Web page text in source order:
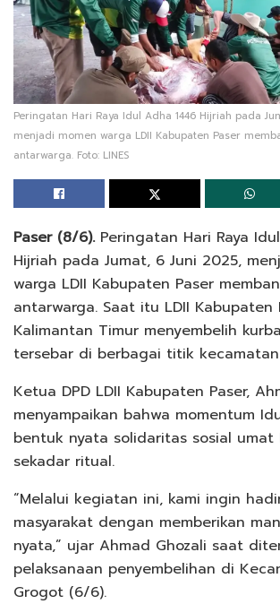
Peringatan Hari Raya Idul Adha 1446 Hijriah pada
menjadi momen warga LDII Kabupaten Paser
antarwarga. Foto: LINES
Paser (8/6).Peringatan Hari Raya
Hijriah pada Jumat, 6 Juni 2025,
warga LDII Kabupaten Paser
antarwarga. Saat itu LDII Kabupaten
Kalimantan Timur menyembelih
tersebar di berbagai titik
Ketua DPD LDII Kabupaten Paser,
menyampaikan bahwa momentum
bentuk nyata solidaritas sosial umat
sekadar ritual.
“Melalui kegiatan ini, kami ingin
masyarakat dengan memberikan
nyata,” ujar Ahmad Ghozali saat
pelaksanaan penyembelihan di
Grogot (6/6).